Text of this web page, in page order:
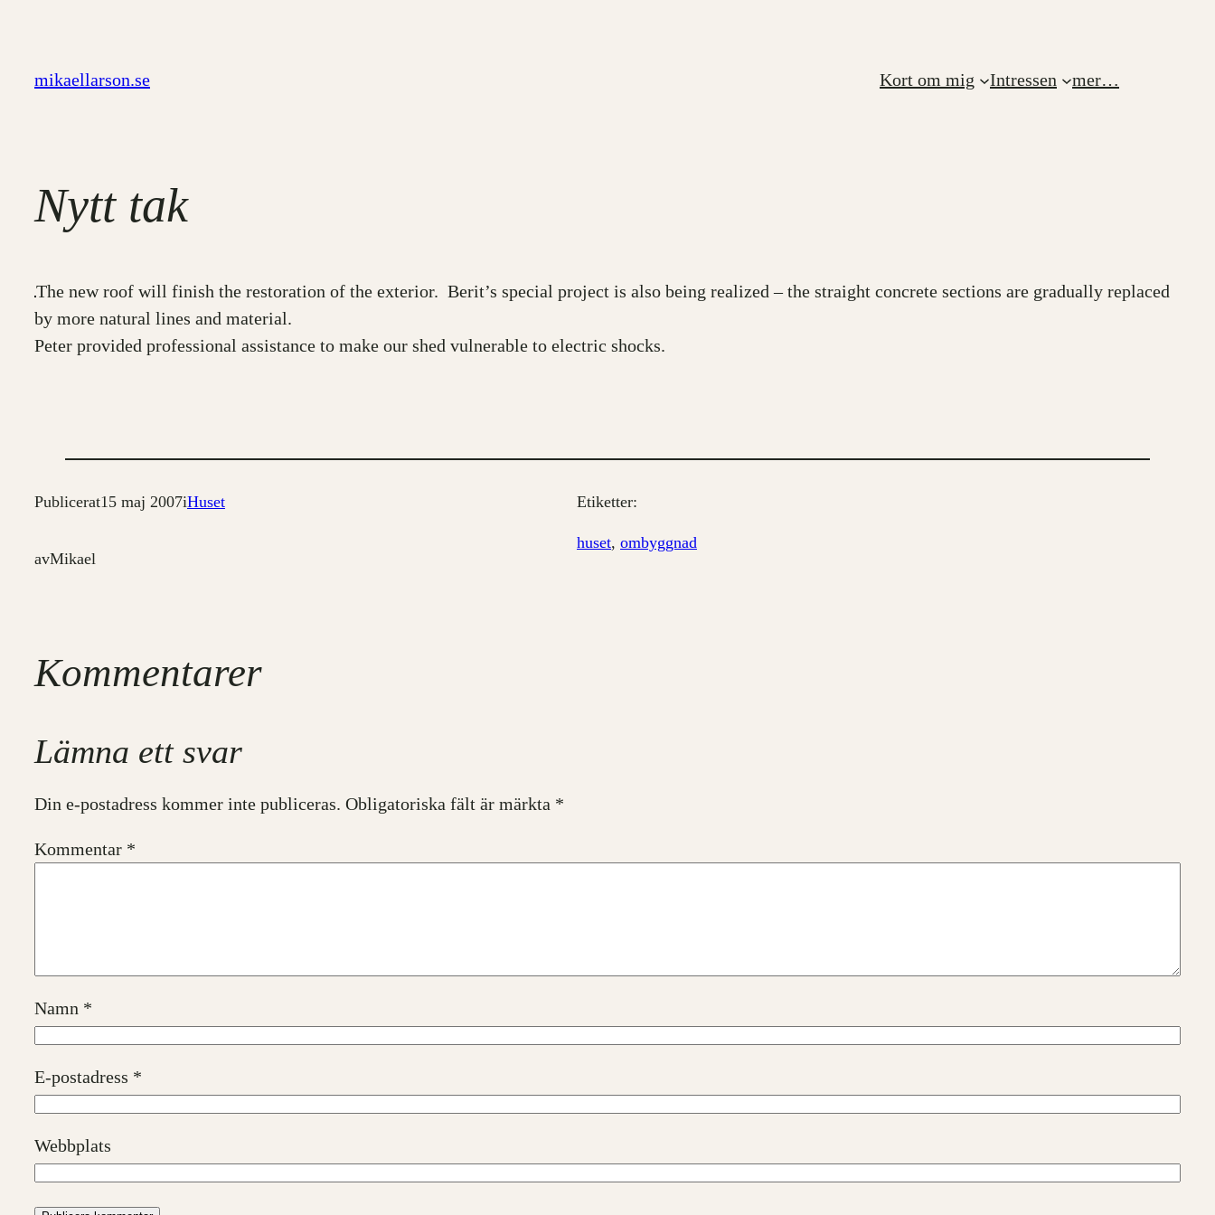
innehåll
mikaellarson.se Kort om mig Intressen mer…
Nytt tak
The new roof will finish the restoration of the exterior. Berit’s special project is also being realized – the straight concrete sections are gradually replaced
by more natural lines and material.
Peter provided professional assistance to make our shed vulnerable to electric shocks.
Publicerat15 maj 2007iHuset
avMikael
Etiketter:
huset, ombyggnad
Kommentarer
Lämna ett svar
Din e-postadress kommer inte publiceras. Obligatoriska fält är märkta *
Kommentar *
Namn *
E-postadress *
Webbplats